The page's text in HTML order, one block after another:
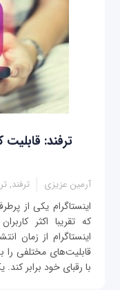
آرمین عزیزی ترفند,
اینستاگرام یکی از
که تقریبا اکثر
اینستاگرام از زمان
قابلیت‌های مختلفی را
با رقبای خود برابر